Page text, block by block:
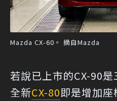
Mazda CX-60。 摘自Mazda
若說已上市的CX-90是
全新CX-80即是增加座